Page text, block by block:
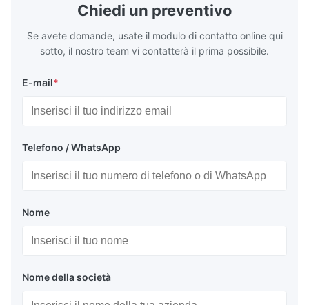
Chiedi un preventivo
Se avete domande, usate il modulo di contatto online qui
sotto, il nostro team vi contatterà il prima possibile.
E-mail*
Telefono / WhatsApp
Nome
Nome della società